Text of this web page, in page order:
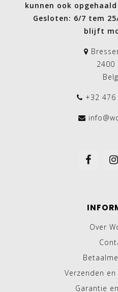
kunnen ook
Gesloten: 6/7 tem
blijft
2400
+32
Over
Verzenden
Garantie